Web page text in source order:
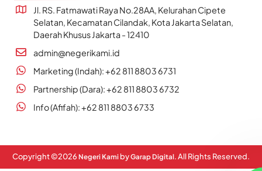
Jl. RS. Fatmawati Raya No.28AA, Kelurahan Cipete
Selatan, Kecamatan Cilandak, Kota Jakarta Selatan,
Daerah Khusus Jakarta - 12410
admin@negerikami.id
Marketing (Indah): +62 811 8803 6731
Partnership (Dara): +62 811 8803 6732
Info (Afifah): +62 811 8803 6733
Copyright ©2026 Negeri Kami byGarap Digital. All Rights Reserved.